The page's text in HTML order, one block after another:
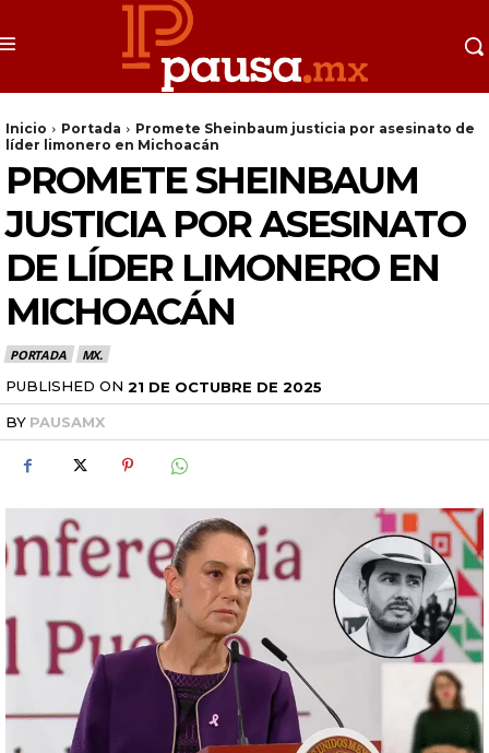
Inicio Portada
Promete Sheinbaum justicia por asesinato de
líder limonero en Michoacán
PROMETE SHEINBAUM
JUSTICIA POR ASESINATO
DE LÍDER LIMONERO EN
MICHOACÁN
PORTADA MX.
PUBLISHED ON 21 DE OCTUBRE DE 2025
BY PAUSAMX